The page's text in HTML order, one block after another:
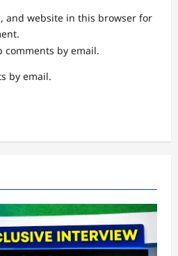
and website in this browser for
comments by email.
by email.